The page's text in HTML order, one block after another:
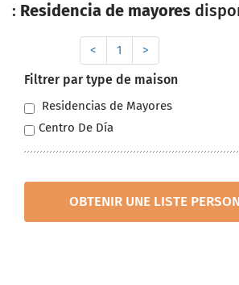
: Residencia de mayores
< 1 >
Filtrer par type de maison
Residencias de Mayores
Centro De Día
OBTENIR UNE LISTE